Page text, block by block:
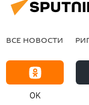
ВСЕ НОВОСТИ
OK